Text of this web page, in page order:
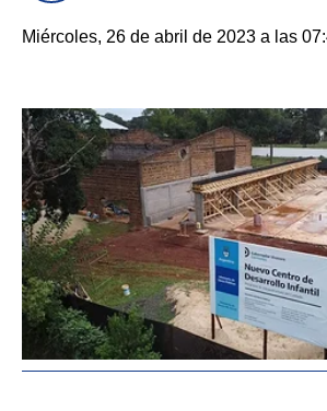
Miércoles, 26 de abril de 2023 a las